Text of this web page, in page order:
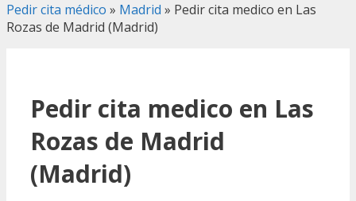
Pedir cita médico » Madrid » Pedir cita medico en Las
Rozas de Madrid (Madrid)
Pedir cita medico en Las
Rozas de Madrid
(Madrid)